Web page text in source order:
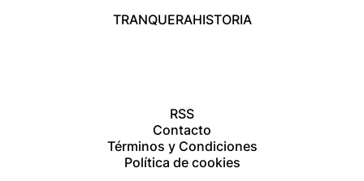
TRANQUERAHISTORIA
RSS
Contacto
Términos y Condiciones
Política de cookies